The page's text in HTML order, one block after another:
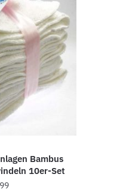
Bambus
10er-Set